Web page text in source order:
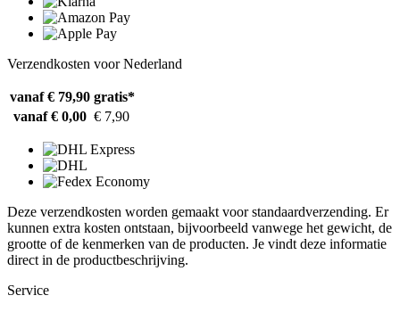
Verzendkosten voor Nederland
vanaf € 79,90 gratis*
vanaf € 0,00 € 7,90
Deze verzendkosten worden gemaakt voor standaardverzending. Er
kunnen extra kosten ontstaan, bijvoorbeeld vanwege het gewicht, de
grootte of de kenmerken van de producten. Je vindt deze informatie
direct in de productbeschrijving.
Service